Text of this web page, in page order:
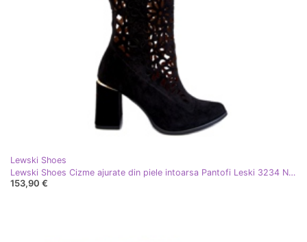
Lewski Shoes
Lewski Shoes Cizme ajurate din piele intoarsa Pantofi Leski 3234 Negru
153,90 €